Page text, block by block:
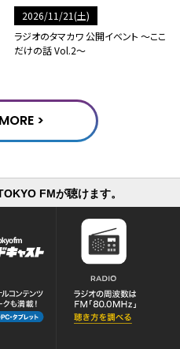
2026/11/21(土)
ラジオのタマカワ 公開イベント ～ここ
だけの話 Vol.2～
>
FMが聴けます。